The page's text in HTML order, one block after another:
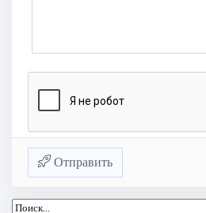
Отправить